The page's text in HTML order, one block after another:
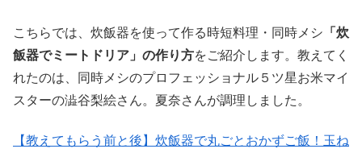
こちらでは、炊飯器を使って作る時短料理・同時メシ 「炊
飯器でミートドリア」の作り方をご紹介します。教えてく
れたのは、同時メシのプロフェッショナル５ツ星お米マイ
スターの澁谷梨絵さん。夏奈さんが調理しました。
【教えてもらう前と後】炊飯器で丸ごとおかずご飯！玉ね